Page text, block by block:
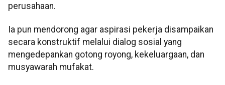
perusahaan.
Ia pun mendorong agar aspirasi pekerja disampaikan
secara konstruktif melalui dialog sosial yang
mengedepankan gotong royong, kekeluargaan, dan
musyawarah mufakat.